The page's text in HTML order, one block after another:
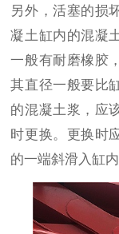
另外，活塞的损
凝土缸内的混凝
一般有耐磨橡胶
其直径一般要比
的混凝土浆，应
时更换。更换时
的一端斜滑入缸内